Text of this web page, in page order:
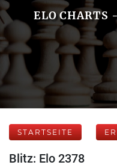
ELO CHARTS
STARTSEITE
Blitz: Elo 2378